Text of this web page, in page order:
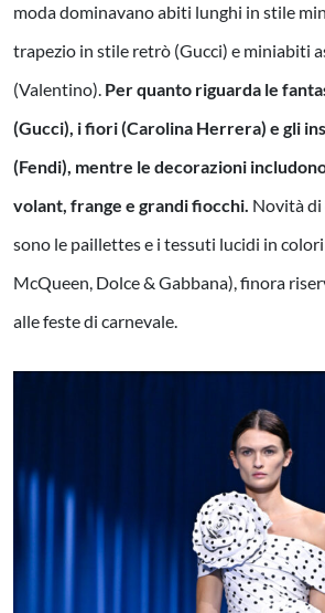
moda dominavano abiti lunghi in stile
trapezio in stile retrò (Gucci) e miniabiti
(Valentino). Per quanto riguarda le
(Gucci), i fiori (Carolina Herrera) e gli
(Fendi), mentre le decorazioni
volant, frange e grandi fiocchi. Novità di
sono le paillettes e i tessuti lucidi in
McQueen, Dolce & Gabbana), finora
alle feste di carnevale.